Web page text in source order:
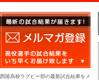
西陵高校ラグビー部の最新試合結果をメ